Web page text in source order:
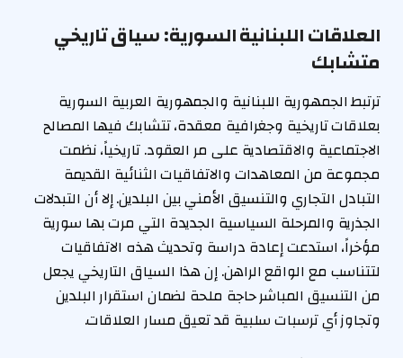
العلاقات اللبنانية السورية: سياق تاريخي
متشابك
ترتبط الجمهورية اللبنانية والجمهورية العربية السورية
بعلاقات تاريخية وجغرافية معقدة، تتشابك فيها المصالح
الاجتماعية والاقتصادية على مر العقود. تاريخياً، نظمت
مجموعة من المعاهدات والاتفاقيات الثنائية القديمة
التبادل التجاري والتنسيق الأمني بين البلدين. إلا أن التبدلات
الجذرية والمرحلة السياسية الجديدة التي مرت بها سورية
مؤخراً، استدعت إعادة دراسة وتحديث هذه الاتفاقيات
لتتناسب مع الواقع الراهن. إن هذا السياق التاريخي يجعل
من التنسيق المباشر حاجة ملحة لضمان استقرار البلدين
وتجاوز أي ترسبات سلبية قد تعيق مسار العلاقات.